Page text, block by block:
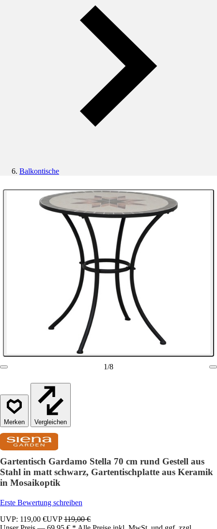
Balkontische
1/8
Vergleichen
Gartentisch Gardamo Stella 70 cm rund Gestell aus
Stahl in matt schwarz, Gartentischplatte aus Keramik
in Mosaikoptik
Erste Bewertung schreiben
UVP: 119,00 €UVP119,00 €